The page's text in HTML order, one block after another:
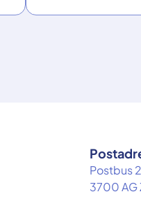
Postbus
3700 AG